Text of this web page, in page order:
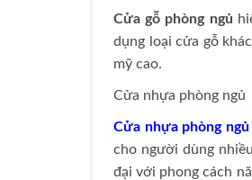
Cửa gỗ phòng ngủ
dụng loại cửa gỗ
mỹ cao.
Cửa nhựa phòng ngủ
Cửa nhựa phòng ngủ
cho người dùng
đại với phong cách